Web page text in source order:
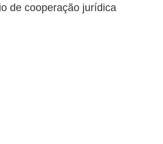
de cooperação jurídica